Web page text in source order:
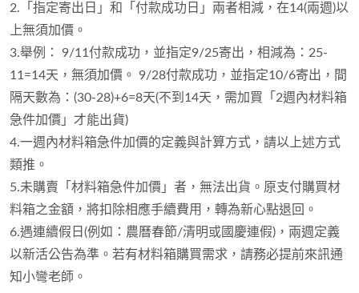
2.「指定寄出日」和「付款成功日」兩者相減，在14(兩週)以
上無須加價。
3.舉例： 9/11付款成功，並指定9/25寄出，相減為：25-
11=14天，無須加價。 9/28付款成功，並指定10/6寄出，間
隔天數為：(30-28)+6=8天(不到14天，需加買「2週內材料箱
急件加價」才能出貨)
4.一週內材料箱急件加價的定義與計算方式，請以上述方式
類推。
5.未購賣「材料箱急件加價」者，無法出貨。原支付購買材
料箱之金額，將扣除相應手續費用，轉為新心點退回。
6.遇連續假日(例如：農曆春節/清明或國慶連假)，兩週定義
以新活公告為準。若有材料箱購買需求，請務必提前來訊通
知小彎老師。